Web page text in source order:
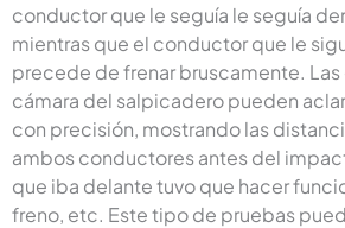
conductor que le seguía le seguía
mientras que el conductor que le
precede de frenar bruscamente.
cámara del salpicadero pueden
con precisión, mostrando las
ambos conductores antes del
que iba delante tuvo que hacer
freno, etc. Este tipo de pruebas